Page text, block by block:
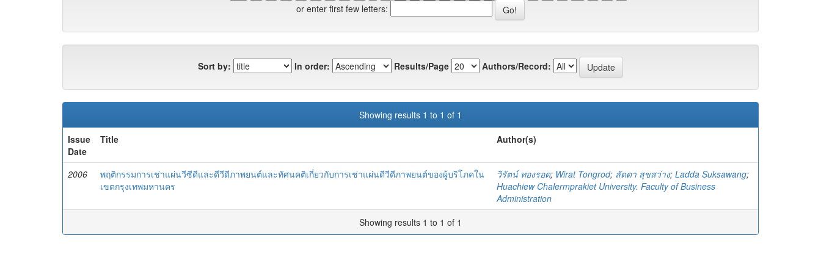
or enter first few letters:
Sort by: In order: Results/Page Authors/Record:
Showing results 1 to 1 of 1
Issue
Date
Title Author(s)
2006
พฤติกรรมการเช่าแผ่นวีซีดีและดีวีดีภาพยนต์และทัศนคติเกี่ยวกับการเช่าแผ่นดีวีดีภาพยนต์ของผู้บริโภคใน
เขตกรุงเทพมหานคร
วิรัตน์ ทองรอด; Wirat Tongrod; ลัดดา สุขสว่าง; Ladda Suksawang;
Huachiew Chalermprakiet University. Faculty of Business
Administration
Showing results 1 to 1 of 1